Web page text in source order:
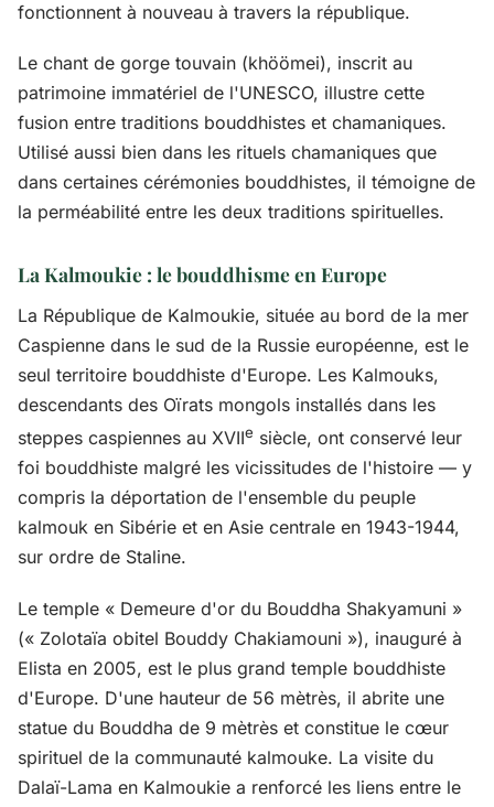
fonctionnent à nouveau à travers la république.
Le chant de gorge touvain (khöömei), inscrit au
patrimoine immatériel de l'UNESCO, illustre cette
fusion entre traditions bouddhistes et chamaniques.
Utilisé aussi bien dans les rituels chamaniques que
dans certaines cérémonies bouddhistes, il témoigne de
la perméabilité entre les deux traditions spirituelles.
La Kalmoukie : le bouddhisme en Europe
La République de Kalmoukie, située au bord de la mer
Caspienne dans le sud de la Russie européenne, est le
seul territoire bouddhiste d'Europe. Les Kalmouks,
descendants des Oïrats mongols installés dans les
steppes caspiennes au XVIIe siècle, ont conservé leur
foi bouddhiste malgré les vicissitudes de l'histoire — y
compris la déportation de l'ensemble du peuple
kalmouk en Sibérie et en Asie centrale en 1943-1944,
sur ordre de Staline.
Le temple « Demeure d'or du Bouddha Shakyamuni »
(« Zolotaïa obitel Bouddy Chakiamouni »), inauguré à
Elista en 2005, est le plus grand temple bouddhiste
d'Europe. D'une hauteur de 56 mètrès, il abrite une
statue du Bouddha de 9 mètrès et constitue le cœur
spirituel de la communauté kalmouke. La visite du
Dalaï-Lama en Kalmoukie a renforcé les liens entre le